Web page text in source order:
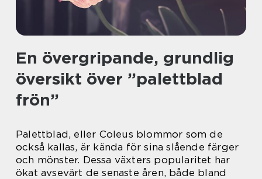
En övergripande, grundlig
översikt över ”palettblad
frön”
Palettblad, eller Coleus blommor som de
också kallas, är kända för sina slående färger
och mönster. Dessa växters popularitet har
ökat avsevärt de senaste åren, både bland